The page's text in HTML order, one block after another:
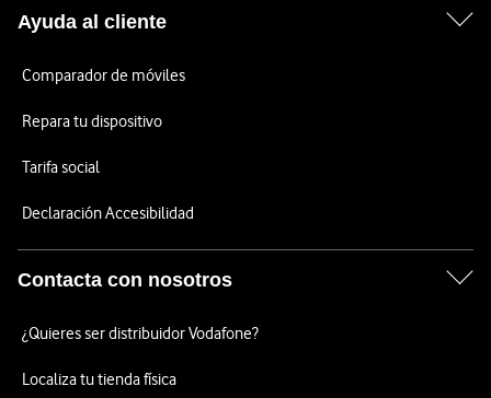
Ayuda al cliente
Comparador de móviles
Repara tu dispositivo
Tarifa social
Declaración Accesibilidad
Contacta con nosotros
¿Quieres ser distribuidor Vodafone?
Localiza tu tienda física